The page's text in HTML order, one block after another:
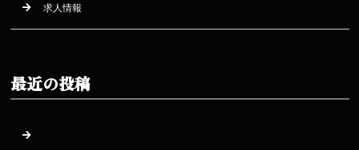
求人情報
最近の投稿